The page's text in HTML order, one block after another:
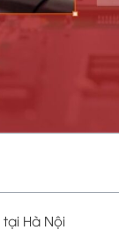
Hà Nội